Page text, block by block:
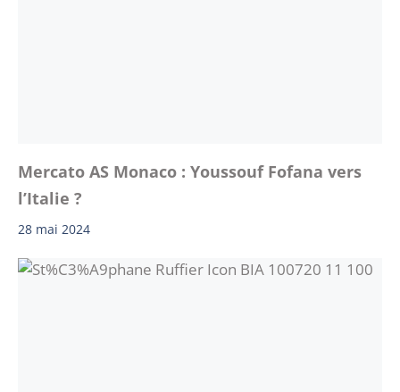
Mercato AS Monaco : Youssouf Fofana vers
l’Italie ?
28 mai 2024